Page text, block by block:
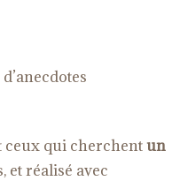
ceux qui cherchentun
et réalisé avec